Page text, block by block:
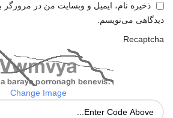
ذخیره نام، ایمیل و وبسایت من در مرورگر
دیدگاهی می‌نویسم.
Recaptcha
Change Image